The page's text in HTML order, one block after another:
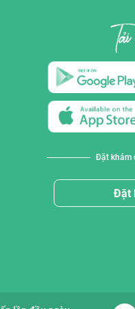
Đặt khám
Đặt